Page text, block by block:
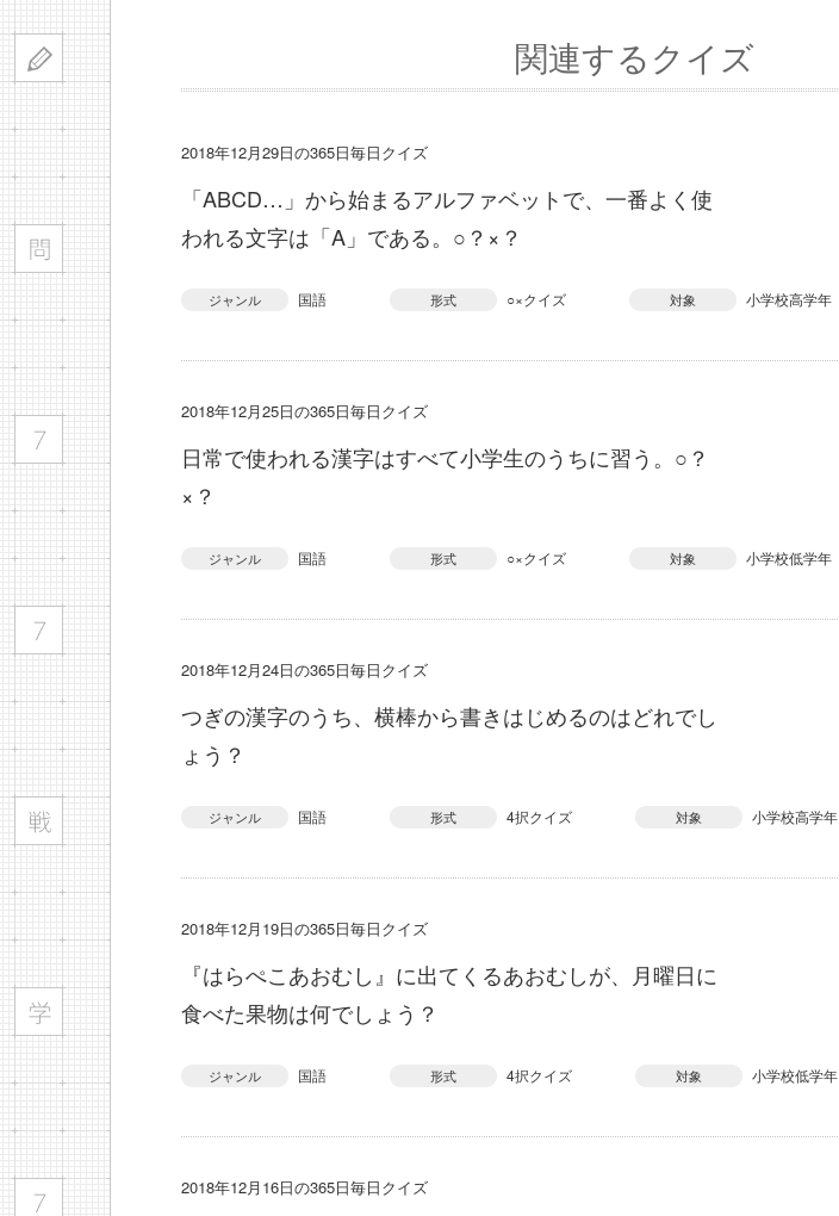
関連するクイズ
2018年12月29日の365日毎日クイズ
「ABCD…」から始まるアルファベットで、一番よく使
われる文字は「A」である。○？×？
ジャンル 国語 形式 ○×クイズ 対象 小学校高学年
2018年12月25日の365日毎日クイズ
日常で使われる漢字はすべて小学生のうちに習う。○？
×？
ジャンル 国語 形式 ○×クイズ 対象 小学校低学年
2018年12月24日の365日毎日クイズ
つぎの漢字のうち、横棒から書きはじめるのはどれでし
ょう？
ジャンル 国語 形式 4択クイズ 対象 小学校高学年
2018年12月19日の365日毎日クイズ
『はらぺこあおむし』に出てくるあおむしが、月曜日に
食べた果物は何でしょう？
ジャンル 国語 形式 4択クイズ 対象 小学校低学年
2018年12月16日の365日毎日クイズ